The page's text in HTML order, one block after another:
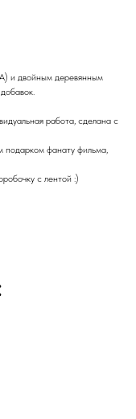
и двойным деревянным
работа, сделана с
подарком фанату фильма,
с лентой :)